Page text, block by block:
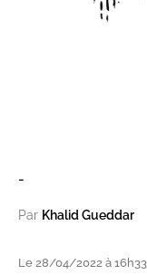
-
Par Khalid Gueddar
Le 28/04/2022 à 16h33